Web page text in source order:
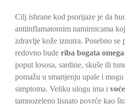
Cilj ishrane kod psorijaze je da
antiinflamatornim namirnicama
zdravlje kože iznutra. Posebno se
redovno bude riba bogata
poput lososa, sardine, skuše ili
pomažu u smanjenju upale i
simptoma. Veliku ulogu ima i
tamnozeleno lisnato povrće kao